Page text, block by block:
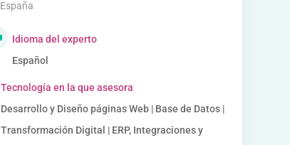
España
Idioma del experto
Español
Tecnología en la que asesora
Desarrollo y Diseño páginas Web | Base de Datos |
Transformación Digital | ERP, Integraciones y